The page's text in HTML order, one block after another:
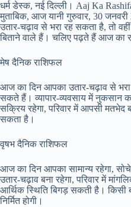
धर्म डेस्क, नई दिल्ली। Aaj Ka
मुताबिक, आज यानी गुरुवार, 30
उतार-चढ़ाव से भरा रह सकता है, तो
बिताने वाले हैं। चलिए पढ़ते हैं आज का
मेष दैनिक राशिफल
आज का दिन आपका उतार-चढ़ाव से
सकते हैं। व्यापार-व्यवसाय में नुकसान
सक्रिय रहेगा, परिवार में आपसी मतभेद
सकता है।
वृषभ दैनिक राशिफल
आज का दिन आपका सामान्य रहेगा,
उतार-चढ़ाव बना रहेगा, परिवार में
आर्थिक स्थिति बिगड़ सकती है। किसी
निर्मित होगी।